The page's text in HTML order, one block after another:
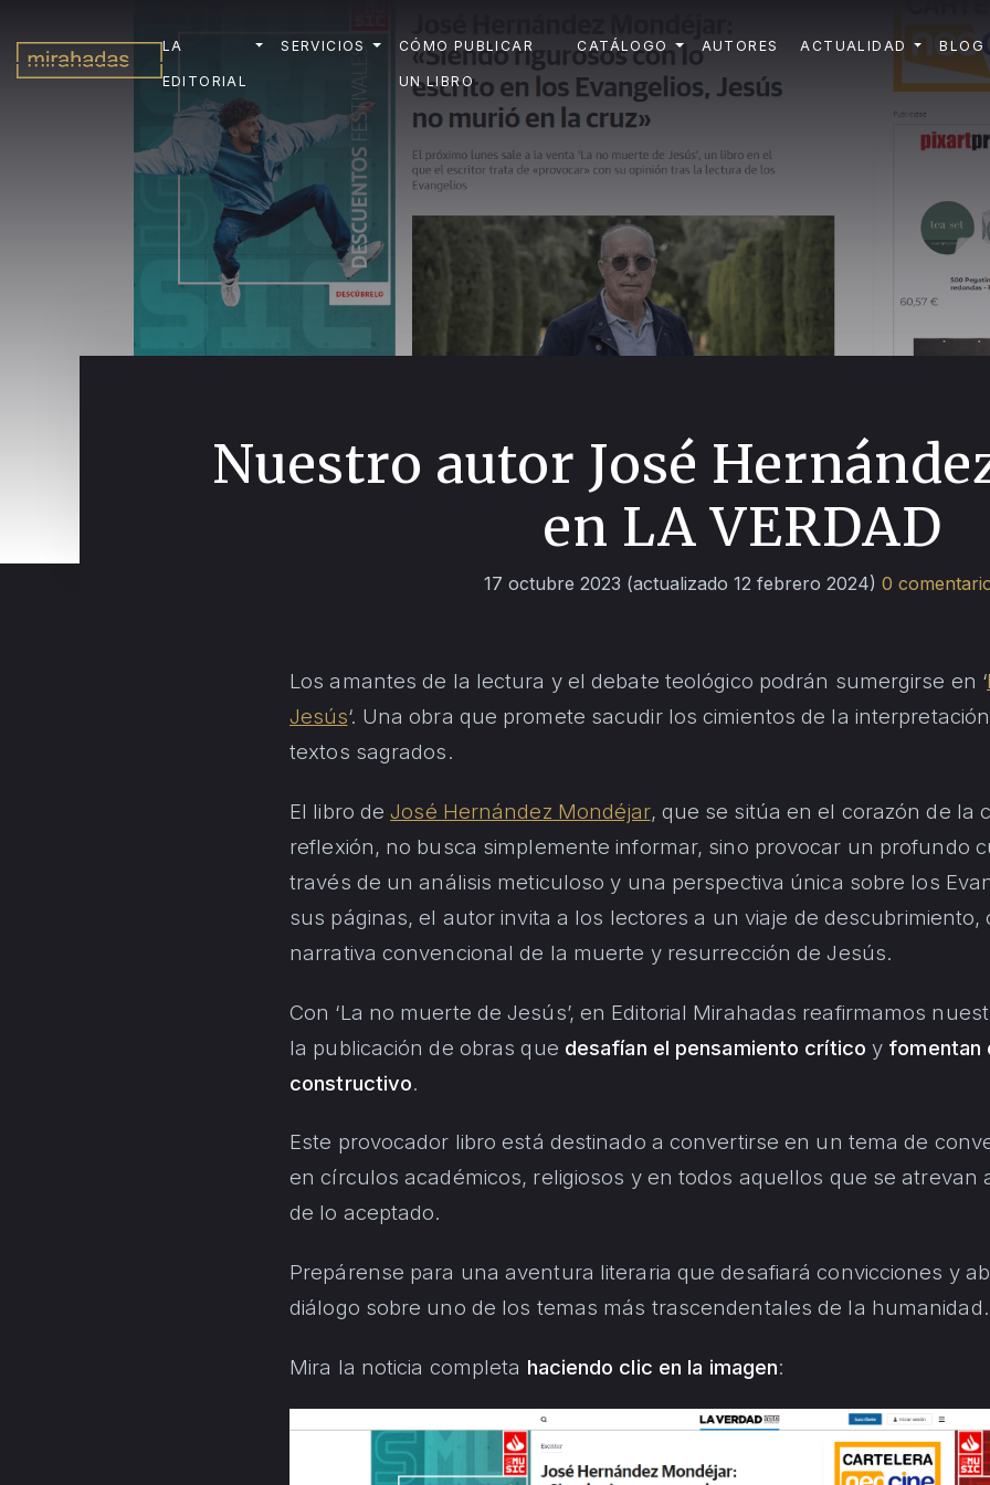
LA
EDITORIAL
SERVICIOS CÓMO PUBLICAR
UN LIBRO
CATÁLOGO AUTORES ACTUALIDAD BLOG
Nuestro autor José
en LA VERDAD
17 octubre 2023 (actualizado 12 febrero 2024) 0
Los amantes de la lectura y el debate teológico podrán sumergirse en ‘
Jesús‘. Una obra que promete sacudir los cimientos de la
textos sagrados.
El libro deJosé Hernández Mondéjar, que se sitúa en el corazón de la
reflexión, no busca simplemente informar, sino provocar un profundo
través de un análisis meticuloso y una perspectiva única sobre los
sus páginas, el autor invita a los lectores a un viaje de
narrativa convencional de la muerte y resurrección de Jesús.
Con ‘La no muerte de Jesús’, en Editorial Mirahadas reafirmamos
la publicación de obras que desafían el pensamiento crítico y fomentan
constructivo.
Este provocador libro está destinado a convertirse en un tema de
en círculos académicos, religiosos y en todos aquellos que se atrevan
de lo aceptado.
Prepárense para una aventura literaria que desafiará convicciones y
diálogo sobre uno de los temas más trascendentales de la humanidad.
Mira la noticia completa haciendo clic en la imagen: